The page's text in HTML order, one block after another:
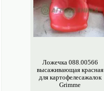
Ложечка 088.00566
высаживающая красная
для картофелесажалок
Grimme